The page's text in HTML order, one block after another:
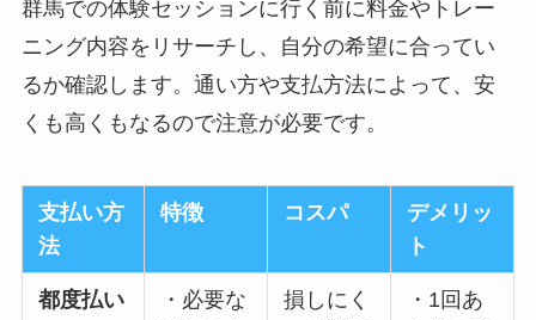
群馬での体験セッションに行く前に料金やトレー
ニング内容をリサーチし、自分の希望に合ってい
るか確認します。通い方や支払方法によって、安
くも高くもなるので注意が必要です。
支払い方
法
特徴 コスパ
デメリッ
ト
都度払い
・必要な
損しにく
・1回あ